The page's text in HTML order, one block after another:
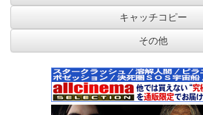
キャッチコピー
その他